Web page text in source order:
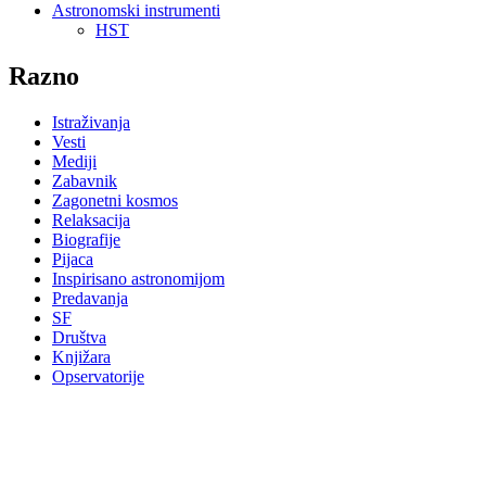
Astronomski instrumenti
HST
Razno
Istraživanja
Vesti
Mediji
Zabavnik
Zagonetni kosmos
Relaksacija
Biografije
Pijaca
Inspirisano astronomijom
Predavanja
SF
Društva
Knjižara
Opservatorije